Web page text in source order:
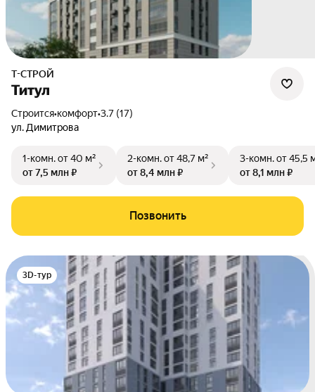
Т-СТРОЙ
Титул
Строится•комфорт•3.7 (17)
ул. Димитрова
1-комн.от 40 м²
от 7,5 млн ₽
2-комн.от 48,7 м²
от 8,4 млн ₽
3-комн.от 45,5
от 8,1 млн ₽
Позвонить
3D-тур